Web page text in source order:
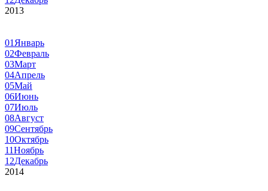
2013
01 Январь
02Февраль
03Март
04Апрель
05Май
06Июнь
07Июль
08Август
09Сентябрь
10Октябрь
11Ноябрь
12Декабрь
2014